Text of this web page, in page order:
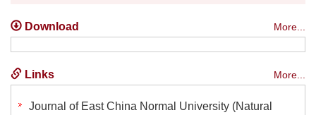
Download More...
Links More...
Journal of East China Normal University (Natural